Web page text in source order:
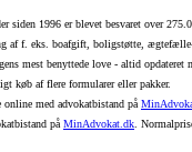
siden 1996 er blevet besvaret over
af f. eks. boafgift, boligstøtte,
mest benyttede love - altid
køb afflere formularer eller pakker.
med advokatbistand på
på MinAdvokat.dk .